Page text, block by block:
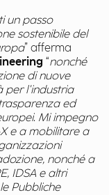
un passo
sostenibile del
” afferma
“nonché
di nuove
per l'industria
ed
Mi impegno
e a mobilitare a
nonché a
IDSA e altri
Pubbliche